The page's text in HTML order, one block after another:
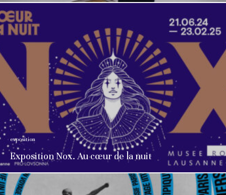
exposition
Exposition Nox. Au cœur de la nuit